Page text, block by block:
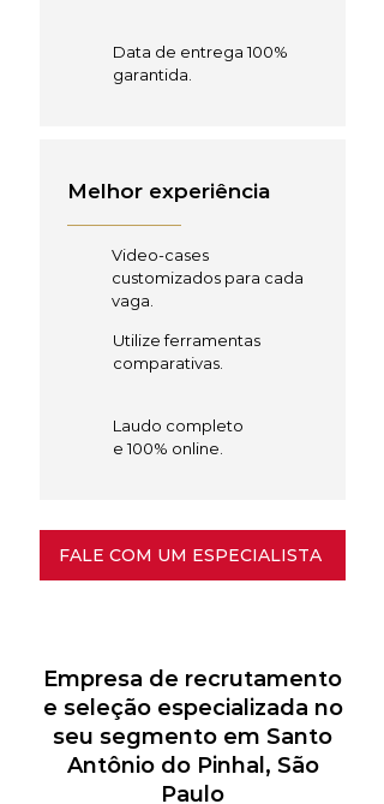
Data de entrega 100%
garantida.
Melhor experiência
Video-cases
customizados para cada
vaga.
Utilize ferramentas
comparativas.
Laudo completo
e 100% online.
FALE COM UM ESPECIALISTA
Empresa de recrutamento
e seleção especializada no
seu segmento em Santo
Antônio do Pinhal, São
Paulo